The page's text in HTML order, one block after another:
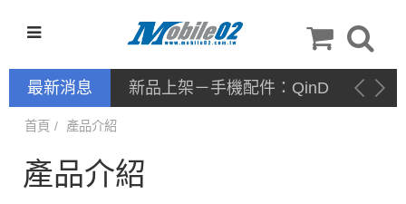
最新消息 新品上架－手機配件：QinD
首頁 產品介紹
產品介紹